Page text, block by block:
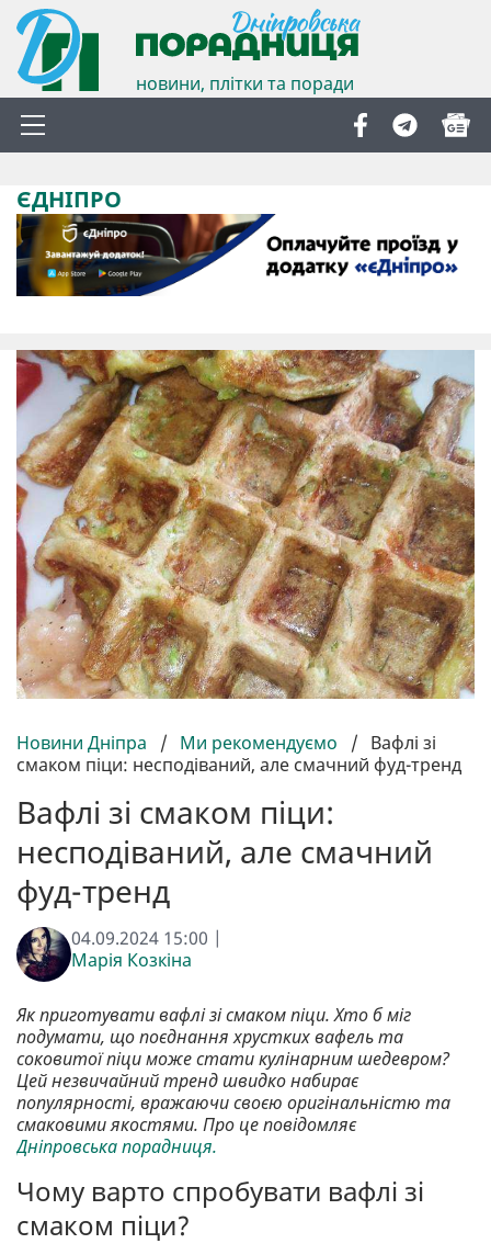
новини, плітки та поради
ЄДНІПРО
Новини Дніпра / Ми рекомендуємо / Вафлі зі
смаком піци: несподіваний, але смачний фуд-тренд
Вафлі зі смаком піци:
несподіваний, але смачний
фуд-тренд
04.09.2024 15:00 |
Марія Козкіна
Як приготувати вафлі зі смаком піци. Хто б міг
подумати, що поєднання хрустких вафель та
соковитої піци може стати кулінарним шедевром?
Цей незвичайний тренд швидко набирає
популярності, вражаючи своєю оригінальністю та
смаковими якостями. Про це повідомляє
Дніпровська порадниця.
Чому варто спробувати вафлі зі
смаком піци?